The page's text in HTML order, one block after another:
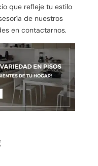
que refleje tu estilo
de nuestros
en contactarnos.